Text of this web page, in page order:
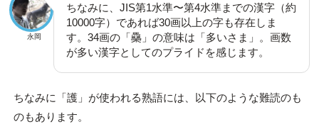
永岡
ちなみに、JIS第1水準〜第4水準までの漢字（約
10000字）であれば30画以上の字も存在しま
す。34画の「䯂」の意味は「多いさま」。画数
が多い漢字としてのプライドを感じます。
ちなみに「護」が使われる熟語には、以下のような難読のも
のもあります。